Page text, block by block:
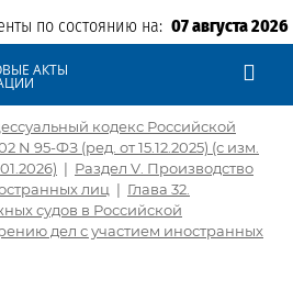
по состоянию на: 07 августа 2026
АКТЫ
кодекс Российской
N 95-ФЗ (ред. от 15.12.2025) (с изм.
| Раздел V. Производство
лиц | Глава 32.
судов в Российской
дел с участием иностранных